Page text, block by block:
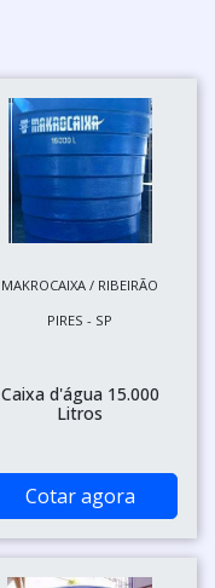
MAKROCAIXA / RIBEIRÃO
PIRES - SP
Caixa d'água 15.000
Litros
Cotar agora